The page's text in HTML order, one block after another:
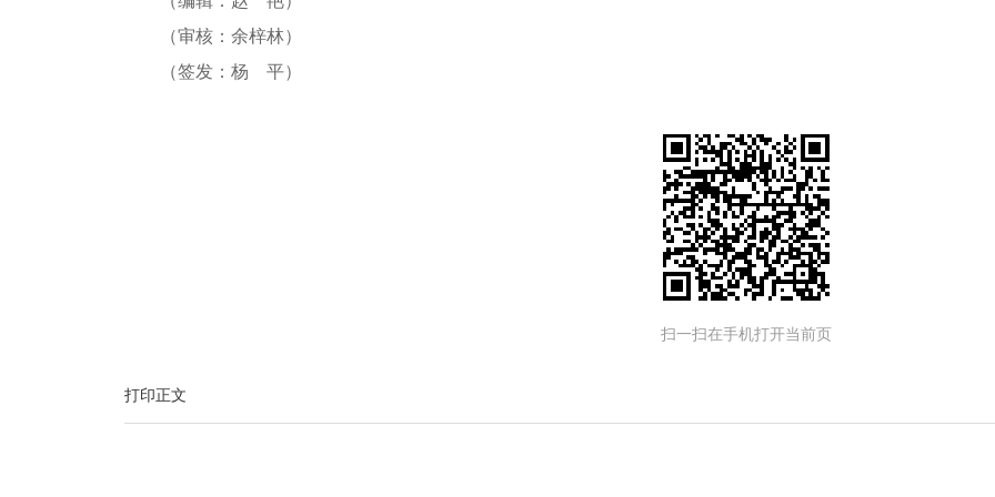
（审核：余梓林）
（签发：杨 平）
扫一扫在手机打开当前页
打印正文